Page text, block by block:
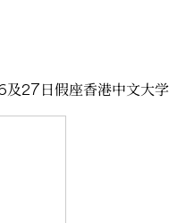
27日假座香港中文大学